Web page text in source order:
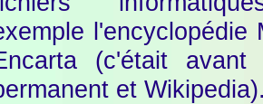
l'encyclopédie
(c'était avant
et